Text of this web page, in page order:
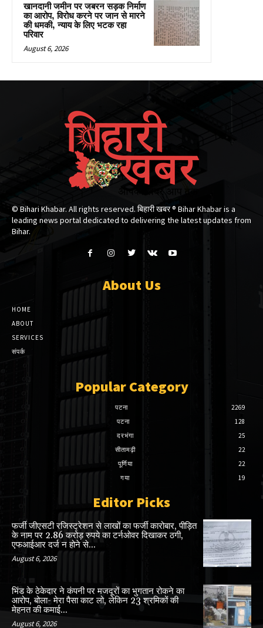
खानदानी जमीन पर जबरन सड़क निर्माण
का आरोप, विरोध करने पर जान से मारने
की धमकी, न्याय के लिए भटक रहा
परिवार
August 6, 2026
© Bihari Khabar. All rights reserved. बिहारी खबर ®​ Bihar Khabar is a
leading news portal dedicated to delivering the latest updates from
Bihar.
About Us
HOME
ABOUT
SERVICES
संपर्क
Popular Category
पटना
2269
पटना
128
दरभंगा
25
सीतामढ़ी
22
पूर्णिया
22
गया
19
Editor Picks
फर्जी जीएसटी रजिस्ट्रेशन से लाखों का फर्जी कारोबार, पीड़ित
के नाम पर 2.86 करोड़ रुपये का टर्नओवर दिखाकर ठगी,
एफआईआर दर्ज न होने से...
August 6, 2026
भिंड के ठेकेदार ने कंपनी पर मजदूरों का भुगतान रोकने का
आरोप, बोला- मेरा पैसा काट लो, लेकिन 23 श्रमिकों की
मेहनत की कमाई...
August 6, 2026